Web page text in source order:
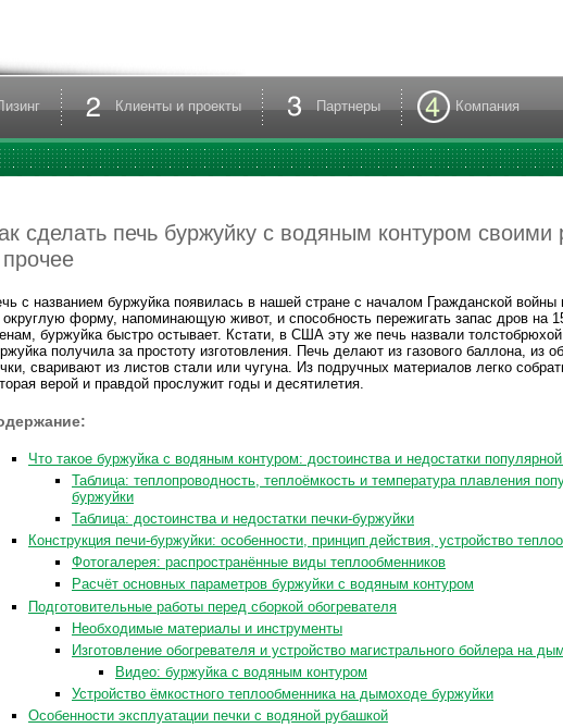
Клиенты и проекты Партнеры Компания
сделать печь буржуйку с водяным контуром
с названием буржуйка появилась в нашей стране с началом Гражданской
округлую форму, напоминающую живот, и способность пережигать запас дров на
буржуйка быстро остывает. Кстати, в США эту же печь назвали
получила за простоту изготовления. Печь делают из газового баллона, из
сваривают из листов стали или чугуна. Из подручных материалов легко
верой и правдой прослужит годы и десятилетия.
Что такое буржуйка с водяным контуром: достоинства и недостатки
Таблица: теплопроводность, теплоёмкость и температура плавления
буржуйки
Таблица: достоинства и недостатки печки-буржуйки
Конструкция печи-буржуйки: особенности, принцип действия, устройство
Фотогалерея: распространённые виды теплообменников
Расчёт основных параметров буржуйки с водяным контуром
Подготовительные работы перед сборкой обогревателя
Необходимые материалы и инструменты
Изготовление обогревателя и устройство магистрального бойлера на
Видео: буржуйка с водяным контуром
Устройство ёмкостного теплообменника на дымоходе буржуйки
Особенности эксплуатации печки с водяной рубашкой